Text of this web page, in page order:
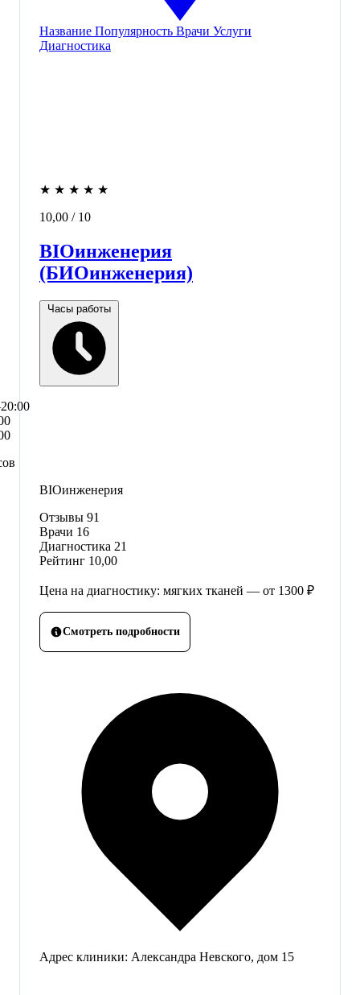
Название Популярность Врачи Услуги
Диагностика
★ ★ ★ ★ ★
10,00 / 10
BIOинженерия
(БИОинженерия)
Часы работы
BIOинженерия
Отзывы 91
Врачи 16
Диагностика 21
Рейтинг 10,00
Цена на диагностику: мягких тканей — от 1300 ₽
Смотреть подробности
Адрес клиники: Александра Невского, дом 15